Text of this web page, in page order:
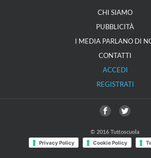
CHI SIAMO
PUBBLICITÀ
I MEDIA PARLANO DI
CONTATTI
ACCEDI
REGISTRATI
© 2016 Tuttoscuola
Privacy Policy Cookie Policy